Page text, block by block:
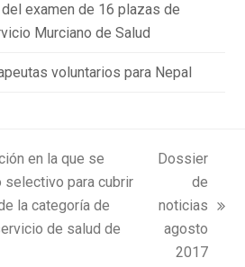
examen de 16 plazas de
Murciano de Salud
voluntarios para Nepal
en la que se
para cubrir
la categoría de
de salud de
next
post:
Dossier
de
noticias
agosto
2017